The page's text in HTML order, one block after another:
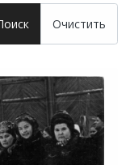
Очистить